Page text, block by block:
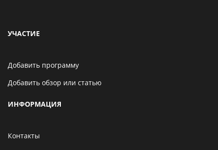
УЧАСТИЕ
Добавить программу
Добавить обзор или статью
ИНФОРМАЦИЯ
Контакты